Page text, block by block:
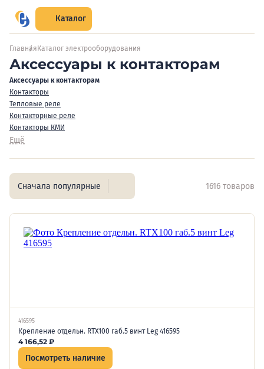
Каталог
Главная Каталог электрооборудования
Аксессуары к контакторам
Аксессуары к контакторам
Контакторы
Тепловые реле
Контакторные реле
Контакторы КМИ
Ещё
Сначала популярные 1616 товаров
416595
Крепление отдельн. RTX100 габ.5 винт Leg 416595
4 166,52 ₽
Посмотреть наличие